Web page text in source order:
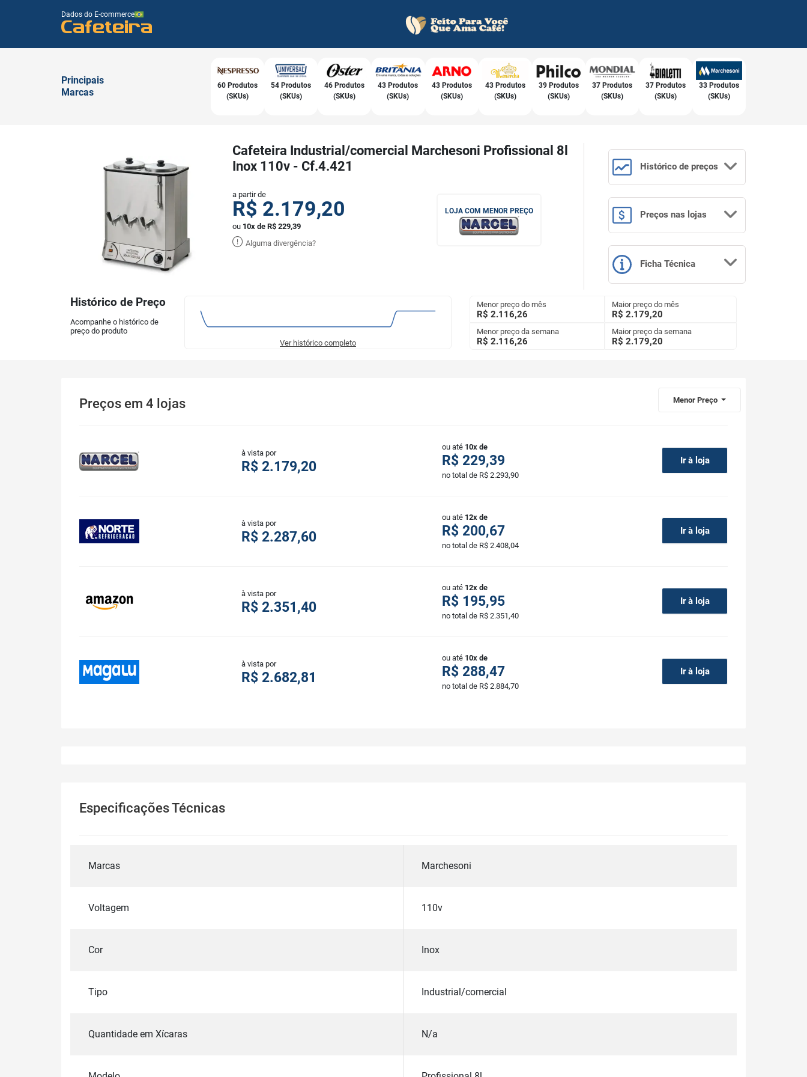
Dados do E-commerce
Cafeteira
Principais
Marcas
60 Produtos
(SKUs)
54 Produtos
(SKUs)
46 Produtos
(SKUs)
43 Produtos
(SKUs)
43 Produtos
(SKUs)
43 Produtos
(SKUs)
39 Produtos
(SKUs)
37 Produtos
(SKUs)
37 Produtos
(SKUs)
33 Produtos
(SKUs)
Cafeteira Industrial/comercial Marchesoni Profissional 8l
Inox 110v - Cf.4.421
a partir de
R$ 2.179,20
ou 10x de R$ 229,39
Alguma divergência?
LOJA COM MENOR PREÇO
Histórico de preços
Preços nas lojas
Ficha Técnica
Histórico de Preço
Acompanhe o histórico de
preço do produto
Ver histórico completo
Menor preço do mês
R$ 2.116,26
Maior preço do mês
R$ 2.179,20
Menor preço da semana
R$ 2.116,26
Maior preço da semana
R$ 2.179,20
Preços em 4 lojas Menor Preço
à vista por
R$ 2.179,20
ou até 10x de
R$ 229,39
no total de R$ 2.293,90
Ir à loja
à vista por
R$ 2.287,60
ou até 12x de
R$ 200,67
no total de R$ 2.408,04
Ir à loja
à vista por
R$ 2.351,40
ou até 12x de
R$ 195,95
no total de R$ 2.351,40
Ir à loja
à vista por
R$ 2.682,81
ou até 10x de
R$ 288,47
no total de R$ 2.884,70
Ir à loja
Especificações Técnicas
Marcas Marchesoni
Voltagem 110v
Cor Inox
Tipo Industrial/comercial
Quantidade em Xícaras N/a